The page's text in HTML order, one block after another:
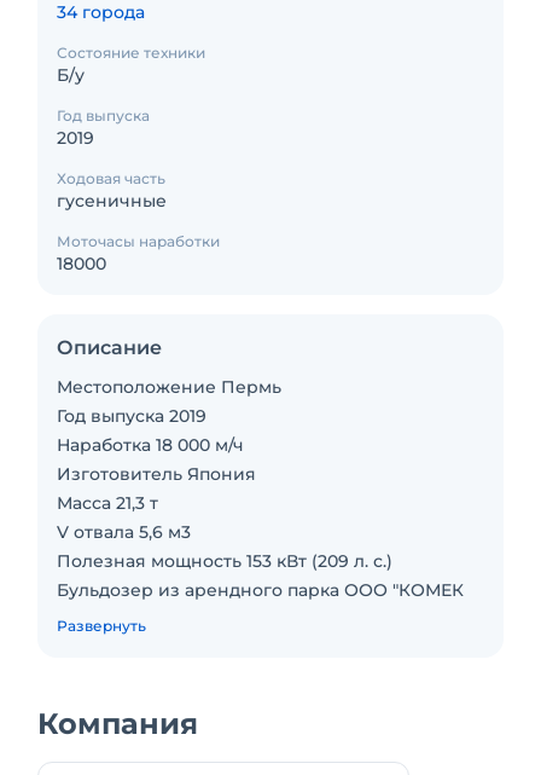
34 города
Состояние техники
Б/у
Год выпуска
2019
Ходовая часть
гусеничные
Моточасы наработки
18000
Описание
Местоположение Пермь
Год выпуска 2019
Наработка 18 000 м/ч
Изготовитель Япония
Масса 21,3 т
V отвала 5,6 м3
Полезная мощность 153 кВт (209 л. с.)
Бульдозер из арендного парка ООО "КОМЕК
МАШИНЕРИ".
Развернуть
Компания